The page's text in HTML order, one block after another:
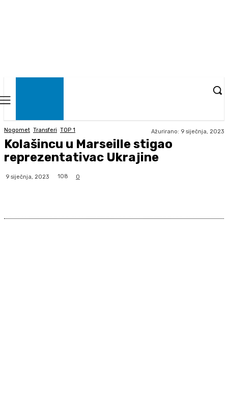
Nogomet Transferi TOP 1 Ažurirano: 9 siječnja, 2023
Kolašincu u Marseille stigao
reprezentativac Ukrajine
9 siječnja, 2023 108 0